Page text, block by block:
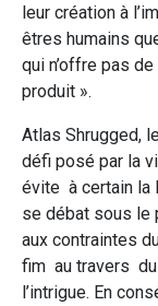
leur création à
êtres humains
qui n’offre pas
produit ».
Atlas Shrugged,
défi posé par la
évite à certain la
se débat sous le
aux contraintes
fim au travers
l’intrigue. En